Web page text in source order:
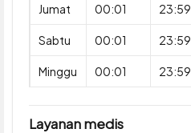
Jumat 00:01 23:59
Sabtu 00:01 23:59
Minggu 00:01 23:59
Layanan medis